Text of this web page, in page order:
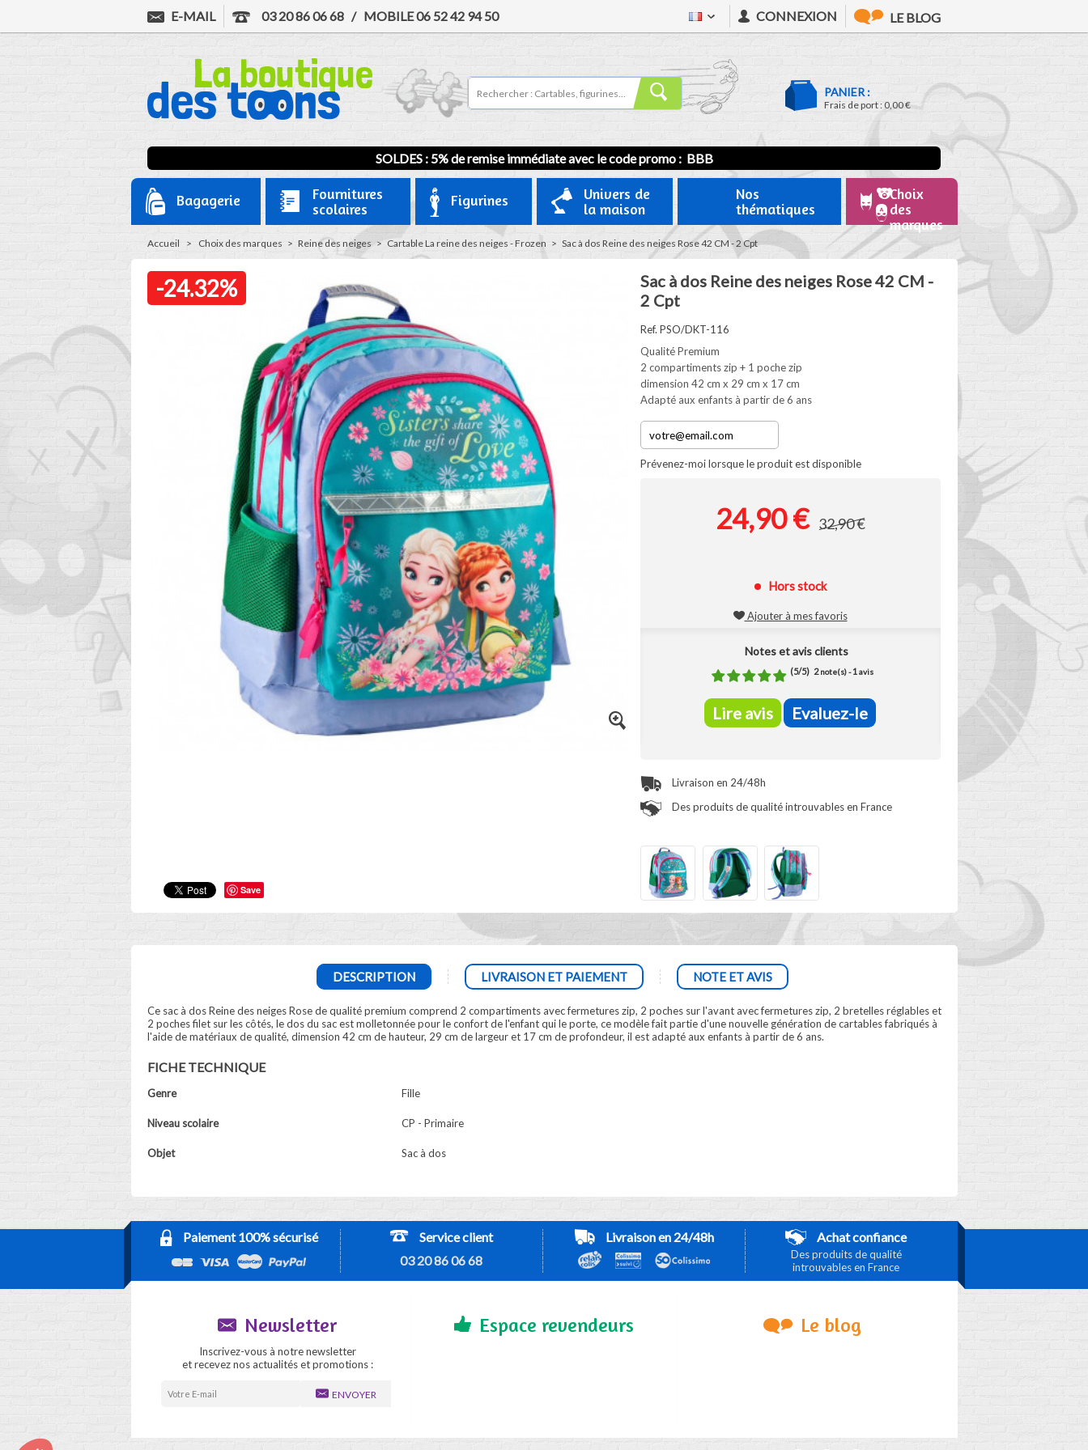
E-MAIL 03 20 86 06 68 / MOBILE06 52 42 94 50 CONNEXION LE BLOG
PANIER :
Frais de port : 0,00 €
SOLDES : 5% de remise immédiate avec le code promo : BBB
Bagagerie
Fournitures
scolaires
Figurines
Univers de
la maison
Nos
thématiques
Choix
des
marques
Accueil > Choix des marques > Reine des neiges > Cartable La reine des neiges - Frozen > Sac à dos Reine des neiges Rose 42 CM - 2 Cpt
-24.32%
Save
Sac à dos Reine des neiges Rose 42 CM -
2 Cpt
Ref. PSO/DKT-116
Qualité Premium
2 compartiments zip + 1 poche zip
dimension 42 cm x 29 cm x 17 cm
Adapté aux enfants à partir de 6 ans
Prévenez-moi lorsque le produit est disponible
24,90 € 32,90 €
Hors stock
Ajouter à mes favoris
Notes et avis clients
(5/5) 2note(s) -1avis
Lire avis Evaluez-le
Livraison en 24/48h
Des produits de qualité introuvables en France
DESCRIPTION LIVRAISON ET PAIEMENT NOTE ET AVIS
Ce sac à dos Reine des neiges Rose de qualité premium comprend 2 compartiments avec fermetures zip, 2 poches sur l'avant avec fermetures zip, 2 bretelles réglables et
2 poches filet sur les côtés, le dos du sac est molletonnée pour le confort de l'enfant qui le porte, ce modèle fait partie d'une nouvelle génération de cartables fabriqués à
l'aide de matériaux de qualité, dimension 42 cm de hauteur, 29 cm de largeur et 17 cm de profondeur, il est adapté aux enfants à partir de 6 ans.
FICHE TECHNIQUE
Genre Fille
Niveau scolaire CP - Primaire
Objet Sac à dos
Paiement 100% sécurisé
Service client
03 20 86 06 68
Livraison en 24/48h Achat confiance
Des produits de qualité
introuvables en France
Newsletter
Inscrivez-vous à notre newsletter
et recevez nos actualités et promotions :
ENVOYER
Espace revendeurs Le blog